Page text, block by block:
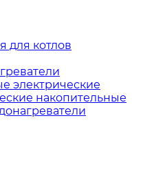
для котлов
электрические
накопительные